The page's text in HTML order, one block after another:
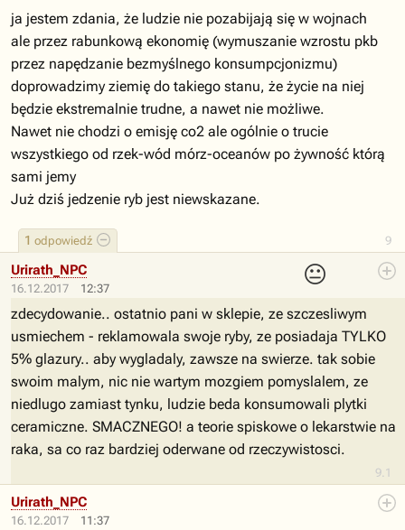
9
1 odpowiedź
ja jestem zdania, że ludzie nie pozabijają się w wojnach
ale przez rabunkową ekonomię (wymuszanie wzrostu pkb
przez napędzanie bezmyślnego konsumpcjonizmu)
doprowadzimy ziemię do takiego stanu, że życie na niej
będzie ekstremalnie trudne, a nawet nie możliwe.
Nawet nie chodzi o emisję co2 ale ogólnie o trucie
wszystkiego od rzek-wód mórz-oceanów po żywność którą
sami jemy
Już dziś jedzenie ryb jest niewskazane.
16.12.2017 12:37
😐
9.1
Urirath_NPC
zdecydowanie.. ostatnio pani w sklepie, ze szczesliwym
usmiechem - reklamowala swoje ryby, ze posiadaja TYLKO
5% glazury.. aby wygladaly, zawsze na swierze. tak sobie
swoim malym, nic nie wartym mozgiem pomyslalem, ze
niedlugo zamiast tynku, ludzie beda konsumowali plytki
ceramiczne. SMACZNEGO! a teorie spiskowe o lekarstwie na
raka, sa co raz bardziej oderwane od rzeczywistosci.
16.12.2017 11:37
Urirath_NPC